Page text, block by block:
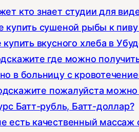
кто знает студии для
купить сушеной рыбы к пиву
вкусного хлеба в
где можно
в больницу с
пожалуйста
Батт-рубль, Батт-доллар?
есть качественный массаж